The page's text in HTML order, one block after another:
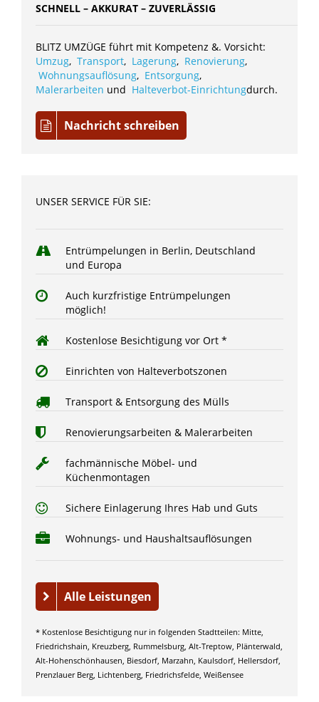
SCHNELL – AKKURAT – ZUVERLÄSSIG
BLITZ UMZÜGE führt mit Kompetenz &. Vorsicht:
Umzug, Transport, Lagerung, Renovierung,
Wohnungsauflösung, Entsorgung,
Malerarbeiten und Halteverbot-Einrichtungdurch.
Nachricht schreiben
UNSER SERVICE FÜR SIE:
Entrümpelungen in Berlin, Deutschland
und Europa
Auch kurzfristige Entrümpelungen
möglich!
Kostenlose Besichtigung vor Ort *
Einrichten von Halteverbotszonen
Transport & Entsorgung des Mülls
Renovierungsarbeiten & Malerarbeiten
fachmännische Möbel- und
Küchenmontagen
Sichere Einlagerung Ihres Hab und Guts
Wohnungs- und Haushaltsauflösungen
Alle Leistungen
* Kostenlose Besichtigung nur in folgenden Stadtteilen: Mitte,
Friedrichshain, Kreuzberg, Rummelsburg, Alt-Treptow, Plänterwald,
Alt-Hohenschönhausen, Biesdorf, Marzahn, Kaulsdorf, Hellersdorf,
Prenzlauer Berg, Lichtenberg, Friedrichsfelde, Weißensee